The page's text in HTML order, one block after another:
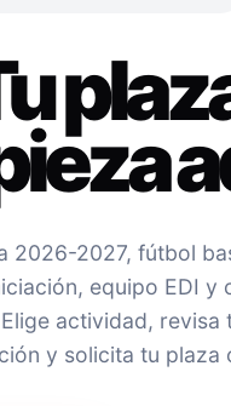
2026-2027, fútbol
equipo EDI y
actividad, revisa
y solicita tu plaza